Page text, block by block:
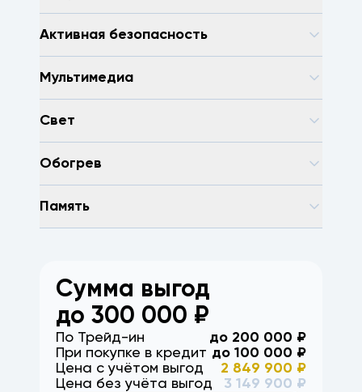
Активная безопасность
Мультимедиа
Свет
Обогрев
Память
Сумма выгод
до 300 000 ₽
По Трейд-ин до 200 000 ₽
При покупке в кредит до 100 000 ₽
Цена с учётом выгод
2 849 900 ₽
Цена без учёта выгод
3 149 900 ₽